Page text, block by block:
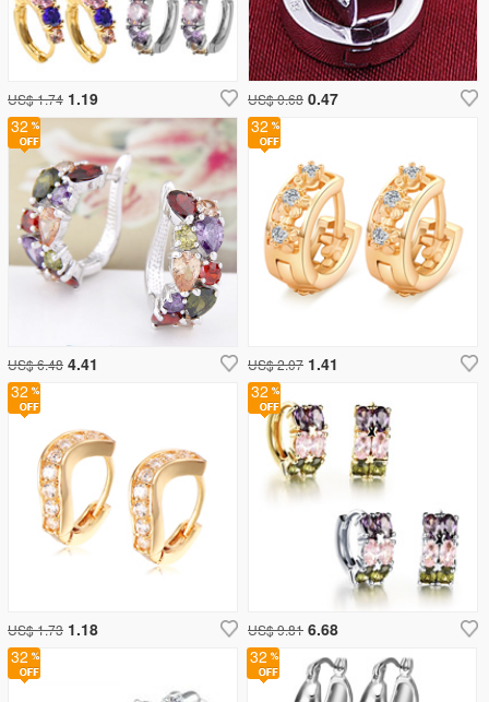
US$ 1.74 1.19 US$ 0.68 0.47
32
US$ 6.48 4.41
32
US$ 2.07 1.41
32
US$ 1.73 1.18
32
US$ 9.81 6.68
32
32